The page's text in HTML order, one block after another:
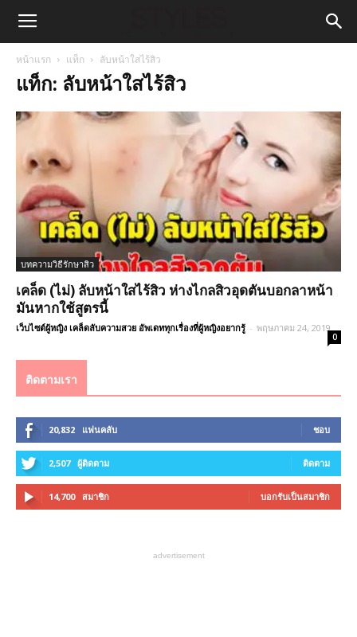
หน้าแรก แท็ก ลับหน้าใสไร้สิว
แท็ก: ลับหน้าใสไร้สิว
บทความวิธีรักษาสิว
เคล็ด (ไม่) ลับหน้าใสไร้สิว ห่างไกลสิวอุดตันบอกลาหน้า
มันหากใช้สูตรนี้
เว็บไซต์ผู้หญิง เคล็ดลับความสวย อัพเดททุกเรื่องที่ผู้หญิงอยากรู้ - พฤษภาคม 24, 2019
0
ติดตามเรา
20,832 แฟนคลับ ชอบ
2,507 ผู้ติดตาม ติดตาม
14,700 สมาชิก บอกรับเป็นสมาชิก
advertisement